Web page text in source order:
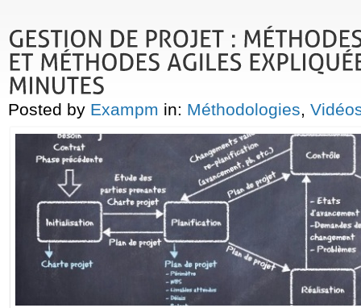
Posted by Exampm in: Méthodologies,